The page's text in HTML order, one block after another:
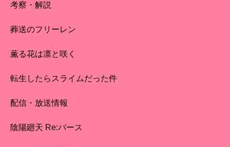
考察・解説
葬送のフリーレン
薫る花は凛と咲く
転生したらスライムだった件
配信・放送情報
陰陽廻天 Re:バース